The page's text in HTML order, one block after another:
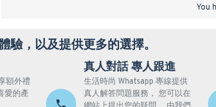
You
驗，以及提供更多的選擇。
額外禮
愛的產
真人對話 專人跟進
生活時尚 Whatsapp 專線提供
真人解答問題服務， 您可以在